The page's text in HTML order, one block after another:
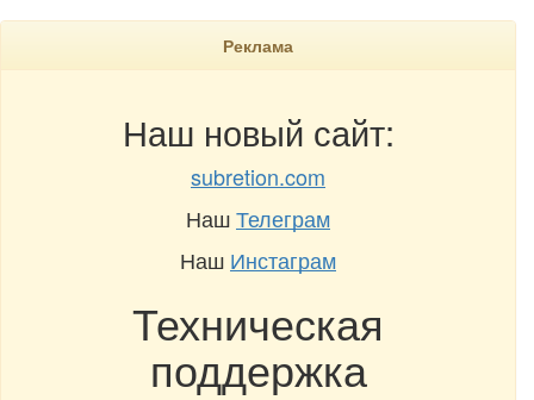
Реклама
Наш новый сайт:
subretion.com
НашТелеграм
Наш Инстаграм
Техническая
поддержка